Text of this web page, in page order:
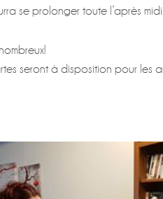
se prolonger toute l’après
seront à disposition pour les